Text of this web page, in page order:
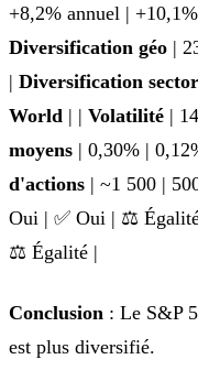
+8,2% annuel |
Diversification géo |
| Diversification
World | | Volatilité |
moyens | 0,30% |
d'actions | ~1 500 |
Oui | ✅ Oui | ⚖️
⚖️ Égalité |
Conclusion : Le S&P
est plus diversifié.